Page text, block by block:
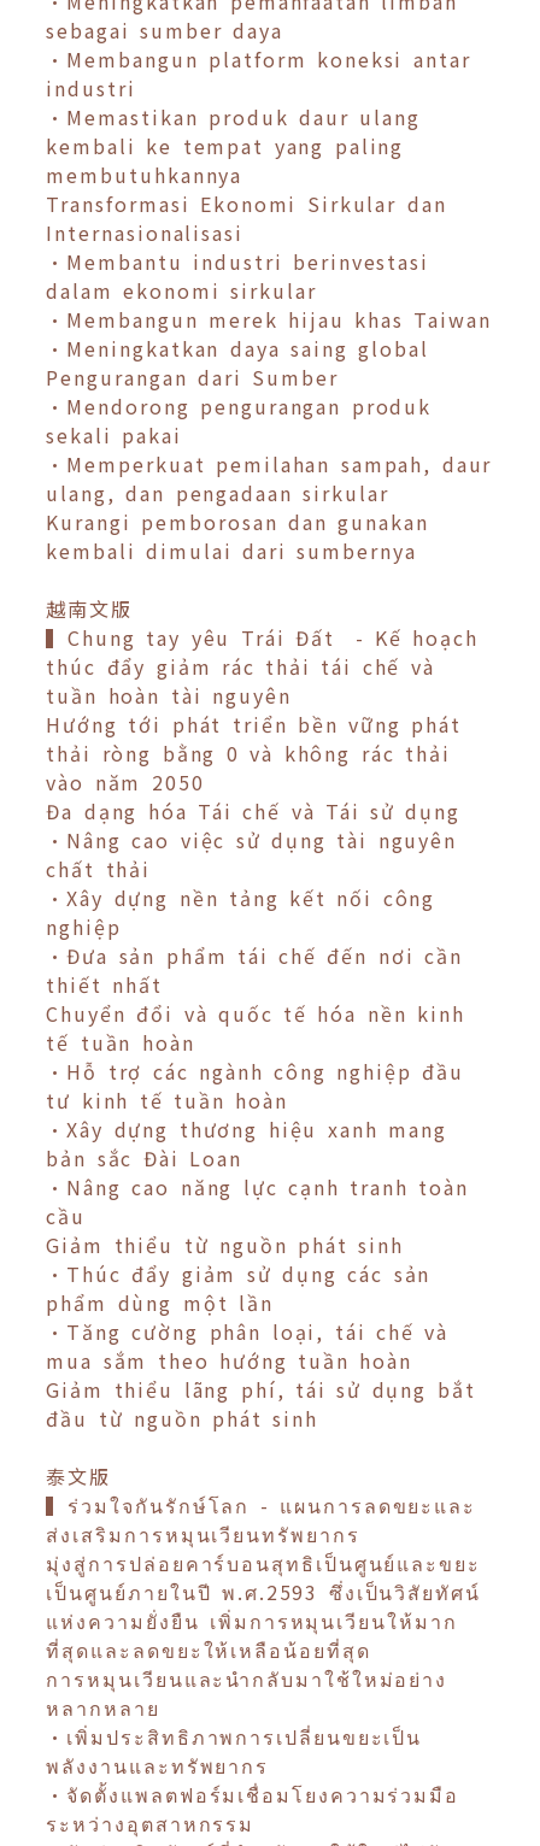
sebagai sumber daya
•Membangun platform koneksi antar
industri
•Memastikan produk daur ulang
kembali ke tempat yang paling
membutuhkannya
Transformasi Ekonomi Sirkular dan
Internasionalisasi
•Membantu industri berinvestasi
dalam ekonomi sirkular
•Membangun merek hijau khas Taiwan
•Meningkatkan daya saing global
Pengurangan dari Sumber
•Mendorong pengurangan produk
sekali pakai
•Memperkuat pemilahan sampah, daur
ulang, dan pengadaan sirkular
Kurangi pemborosan dan gunakan
kembali dimulai dari sumbernya
越南文版
▍Chung tay yêu Trái Đất - Kế hoạch
thúc đẩy giảm rác thải tái chế và
tuần hoàn tài nguyên
Hướng tới phát triển bền vững phát
thải ròng bằng 0 và không rác thải
vào năm 2050
Đa dạng hóa Tái chế và Tái sử dụng
•Nâng cao việc sử dụng tài nguyên
chất thải
•Xây dựng nền tảng kết nối công
nghiệp
•Đưa sản phẩm tái chế đến nơi cần
thiết nhất
Chuyển đổi và quốc tế hóa nền kinh
tế tuần hoàn
•Hỗ trợ các ngành công nghiệp đầu
tư kinh tế tuần hoàn
•Xây dựng thương hiệu xanh mang
bản sắc Đài Loan
•Nâng cao năng lực cạnh tranh toàn
cầu
Giảm thiểu từ nguồn phát sinh
•Thúc đẩy giảm sử dụng các sản
phẩm dùng một lần
•Tăng cường phân loại, tái chế và
mua sắm theo hướng tuần hoàn
Giảm thiểu lãng phí, tái sử dụng bắt
đầu từ nguồn phát sinh
泰文版
▍ร่วมใจกันรักษ์โลก - แผนการลดขยะและ
ส่งเสริมการหมุนเวียนทรัพยากร
มุ่งสู่การปล่อยคาร์บอนสุทธิเป็นศูนย์และขยะ
เป็นศูนย์ภายในปี พ.ศ.2593 ซึ่งเป็นวิสัยทัศน์
แห่งความยั่งยืน เพิ่มการหมุนเวียนให้มาก
ที่สุดและลดขยะให้เหลือน้อยที่สุด
การหมุนเวียนและนำกลับมาใช้ใหม่อย่าง
หลากหลาย
•เพิ่มประสิทธิภาพการเปลี่ยนขยะเป็น
พลังงานและทรัพยากร
•จัดตั้งแพลตฟอร์มเชื่อมโยงความร่วมมือ
ระหว่างอุตสาหกรรม